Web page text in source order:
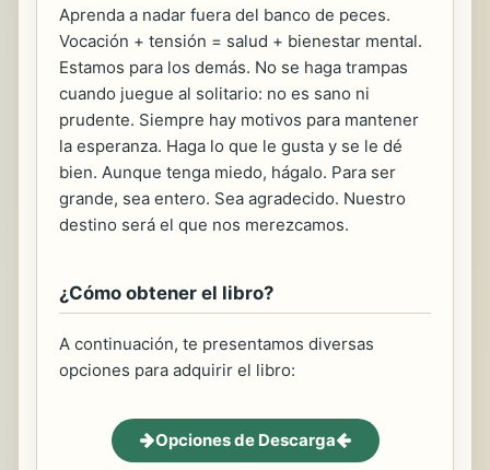
Aprenda a nadar fuera del banco de peces.
Vocación + tensión = salud + bienestar mental.
Estamos para los demás. No se haga trampas
cuando juegue al solitario: no es sano ni
prudente. Siempre hay motivos para mantener
la esperanza. Haga lo que le gusta y se le dé
bien. Aunque tenga miedo, hágalo. Para ser
grande, sea entero. Sea agradecido. Nuestro
destino será el que nos merezcamos.
¿Cómo obtener el libro?
A continuación, te presentamos diversas
opciones para adquirir el libro:
Opciones de Descarga